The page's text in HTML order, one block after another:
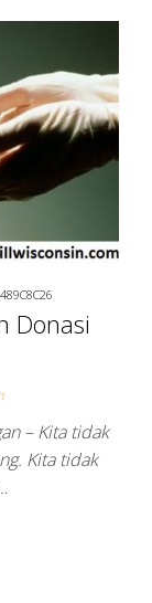
Donasi
– Kita tidak
Kita tidak